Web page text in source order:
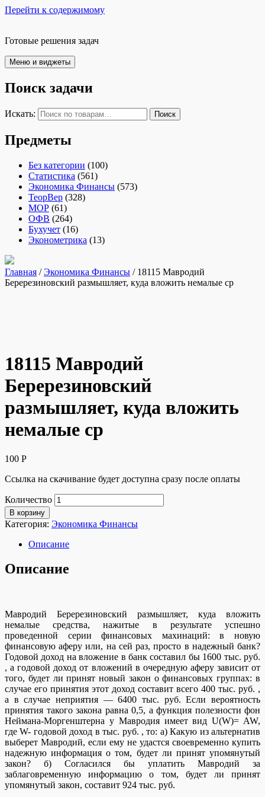
Перейти к содержимому
Готовые решения задач
Меню и виджеты
Поиск задачи
Искать: Поиск
Предметы
Без категории (100)
Статистика (561)
Экономика Финансы (573)
ТеорВер (328)
МОР (61)
ОФВ (264)
Бухучет (16)
Эконометрика (13)
Главная /Экономика Финансы / 18115 Мавродий
Беререзиновский размышляет, куда вложить немалые ср
18115 Мавродий
Беререзиновский
размышляет, куда вложить
немалые ср
100 Р
Ссылка на скачивание будет доступна сразу после оплаты
Количество
В корзину
Категория: Экономика Финансы
Описание
Описание
Мавродий Беререзиновский размышляет, куда вложить
немалые средства, нажитые в результате успешно
проведенной серии финансовых махинаций: в новую
финансовую аферу или, на сей раз, просто в надежный банк?
Годовой доход на вложение в банк составил бы 1600 тыс. руб.
, а годовой доход от вложений в очередную аферу зависит от
того, будет ли принят новый закон о финансовых группах: в
случае его принятия этот доход составит всего 400 тыс. руб. ,
а в случае неприятия — 6400 тыс. руб. Если вероятность
принятия такого закона равна 0,5, а функция полезности фон
Неймана-Моргенштерна у Мавродия имеет вид U(W)= AW,
где W- годовой доход в тыс. руб. , то: а) Какую из альтернатив
выберет Мавродий, если ему не удастся своевременно купить
надежную информация о том, будет ли принят упомянутый
закон? б) Согласился бы уплатить Мавродий за
заблаговременную информацию о том, будет ли принят
упомянутый закон, составит 924 тыс. руб.